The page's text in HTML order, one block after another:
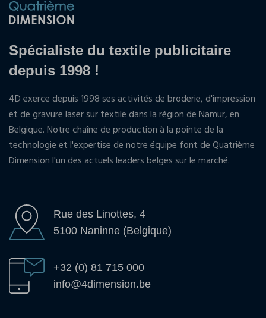
Spécialiste du textile publicitaire
depuis 1998 !
4D exerce depuis 1998 ses activités de broderie, d'impression
et de gravure laser sur textile dans la région de Namur, en
Belgique. Notre chaîne de production à la pointe de la
technologie et l'expertise de notre équipe font de Quatrième
Dimension l'un des actuels leaders belges sur le marché.
Rue des Linottes, 4
5100 Naninne (Belgique)
+32 (0) 81 715 000
info@4dimension.be